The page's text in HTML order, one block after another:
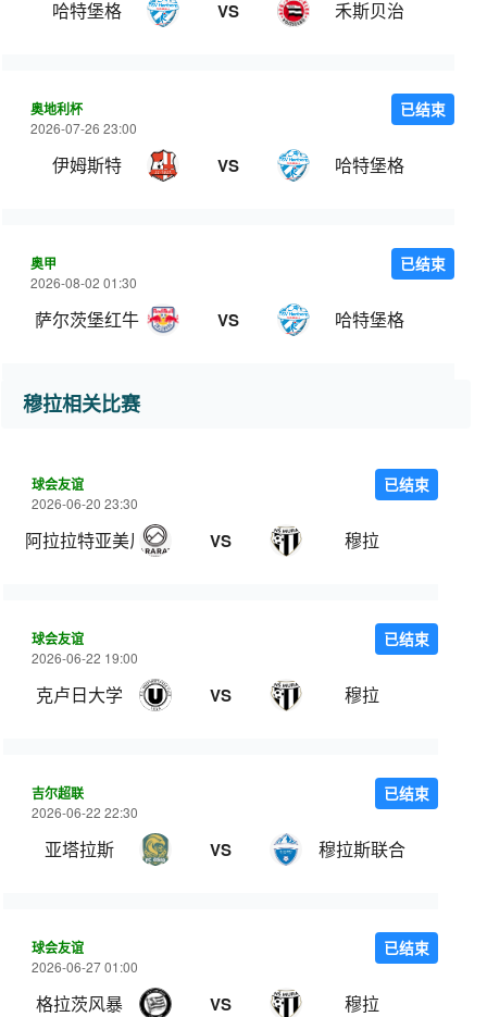
哈特堡格 VS 禾斯贝治
奥地利杯
2026-07-26 23:00
伊姆斯特 VS 哈特堡格
已结束
奥甲
2026-08-02 01:30
萨尔茨堡红牛 VS 哈特堡格
已结束
穆拉相关比赛
球会友谊
2026-06-20 23:30
阿拉拉特亚美尼亚 VS 穆拉
已结束
球会友谊
2026-06-22 19:00
克卢日大学 VS 穆拉
已结束
吉尔超联
2026-06-22 22:30
亚塔拉斯 VS 穆拉斯联合
已结束
球会友谊
2026-06-27 01:00
格拉茨风暴 VS 穆拉
已结束